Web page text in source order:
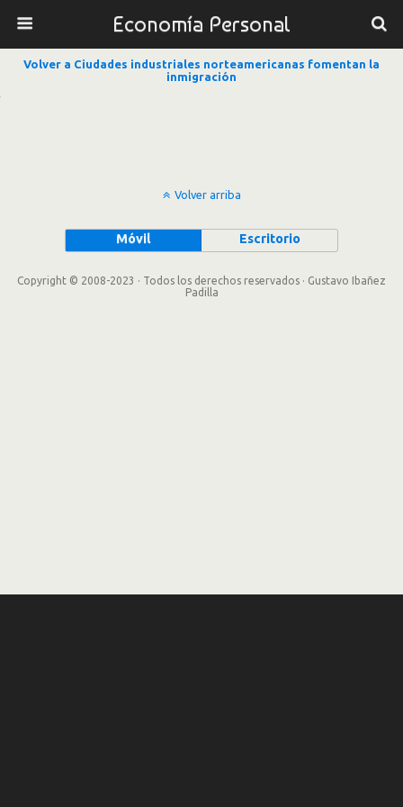
Economía Personal
Volver a Ciudades industriales norteamericanas fomentan la
inmigración
Volver arriba
Móvil Escritorio
Copyright © 2008-2023 · Todos los derechos reservados · Gustavo Ibañez
Padilla